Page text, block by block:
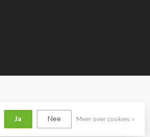
Ja Nee Meer over cookies »